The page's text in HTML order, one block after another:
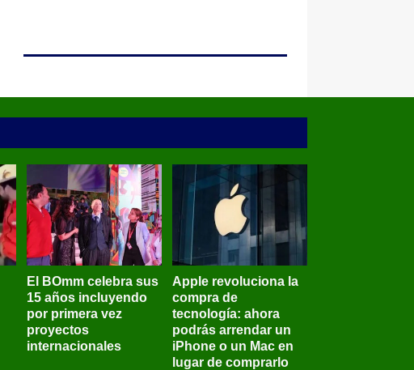
El BOmm celebra sus
15 años incluyendo
por primera vez
proyectos
internacionales
Apple revoluciona la
compra de
tecnología: ahora
podrás arrendar un
iPhone o un Mac en
lugar de comprarlo